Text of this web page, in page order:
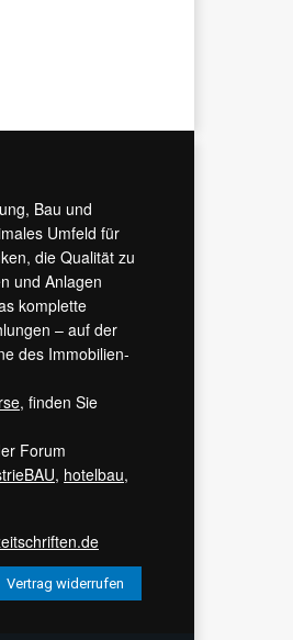
Bau und
Umfeld für
die Qualität zu
und Anlagen
komplette
– auf der
des Immobilien-
, finden Sie
Forum
, hotelbau,
Vertrag widerrufen